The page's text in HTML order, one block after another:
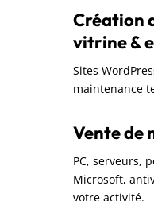
Création
vitrine &
Sites
maintenance
Vente de
PC, serveurs,
Microsoft,
votre activité.